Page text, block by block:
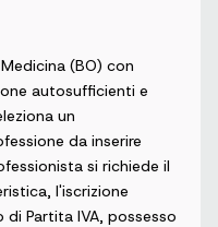
(BO) con
autosufficienti e
un
da inserire
si richiede il
l'iscrizione
Partita IVA, possesso